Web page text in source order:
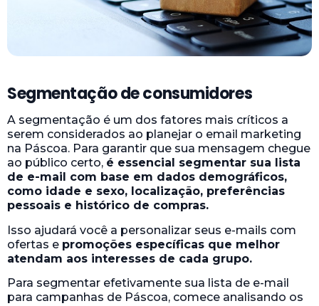
Segmentação de consumidores
A segmentação é um dos fatores mais críticos a
serem considerados ao planejar o email marketing
na Páscoa. Para garantir que sua mensagem chegue
ao público certo, é essencial segmentar sua lista
de e-mail com base em dados demográficos,
como idade e sexo, localização, preferências
pessoais e histórico de compras.
Isso ajudará você a personalizar seus e-mails com
ofertas e promoções específicas que melhor
atendam aos interesses de cada grupo.
Para segmentar efetivamente sua lista de e-mail
para campanhas de Páscoa, comece analisando os